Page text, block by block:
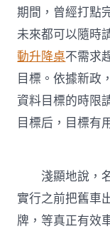
期間，曾經打點
未來都可以隨時
動升降桌不需求
目標。依據新政
資料目標的時限
目標后，目標有
淺顯地說，名
實行之前把舊車
牌，等真正有效